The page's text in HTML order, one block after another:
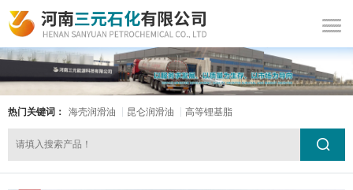
热门关键词： 海壳润滑油 昆仑润滑油 高等锂基脂